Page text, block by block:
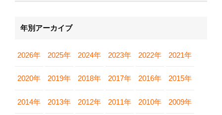
年別アーカイブ
2026年 2025年 2024年 2023年 2022年 2021年
2020年 2019年 2018年 2017年 2016年 2015年
2014年 2013年 2012年 2011年 2010年 2009年